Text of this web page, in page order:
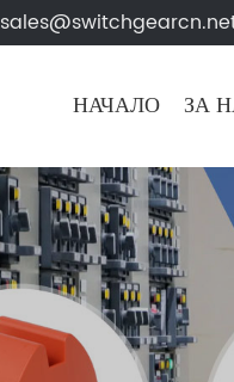
НАЧАЛО ЗА